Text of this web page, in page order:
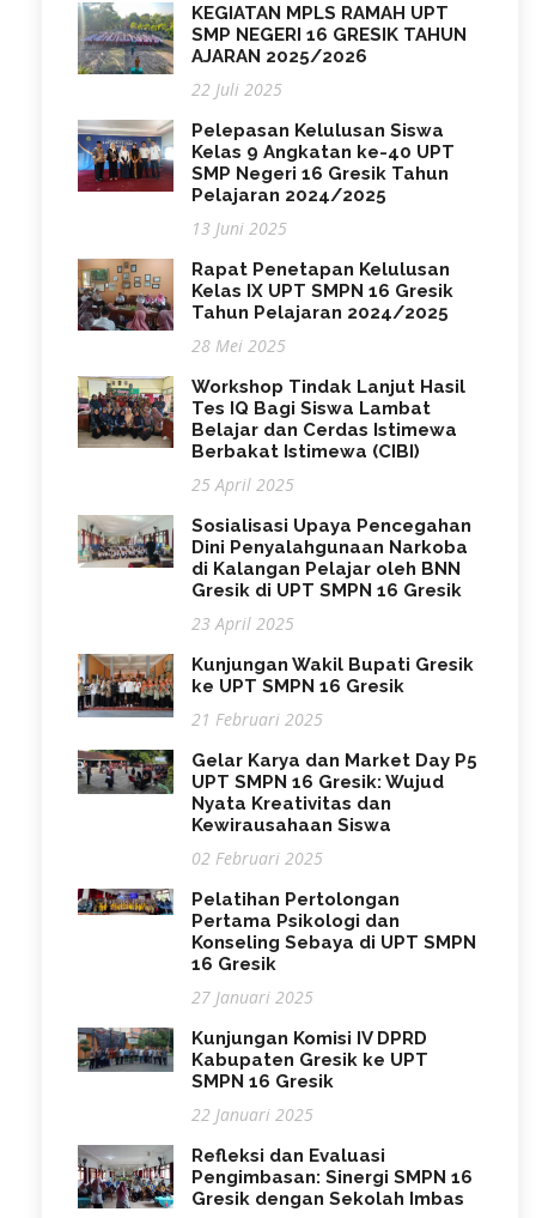
KEGIATAN MPLS RAMAH UPT
SMP NEGERI 16 GRESIK TAHUN
AJARAN 2025/2026
22 Juli 2025
Pelepasan Kelulusan Siswa
Kelas 9 Angkatan ke-40 UPT
SMP Negeri 16 Gresik Tahun
Pelajaran 2024/2025
13 Juni 2025
Rapat Penetapan Kelulusan
Kelas IX UPT SMPN 16 Gresik
Tahun Pelajaran 2024/2025
28 Mei 2025
Workshop Tindak Lanjut Hasil
Tes IQ Bagi Siswa Lambat
Belajar dan Cerdas Istimewa
Berbakat Istimewa (CIBI)
25 April 2025
Sosialisasi Upaya Pencegahan
Dini Penyalahgunaan Narkoba
di Kalangan Pelajar oleh BNN
Gresik di UPT SMPN 16 Gresik
23 April 2025
Kunjungan Wakil Bupati Gresik
ke UPT SMPN 16 Gresik
21 Februari 2025
Gelar Karya dan Market Day P5
UPT SMPN 16 Gresik: Wujud
Nyata Kreativitas dan
Kewirausahaan Siswa
02 Februari 2025
Pelatihan Pertolongan
Pertama Psikologi dan
Konseling Sebaya di UPT SMPN
16 Gresik
27 Januari 2025
Kunjungan Komisi IV DPRD
Kabupaten Gresik ke UPT
SMPN 16 Gresik
22 Januari 2025
Refleksi dan Evaluasi
Pengimbasan: Sinergi SMPN 16
Gresik dengan Sekolah Imbas